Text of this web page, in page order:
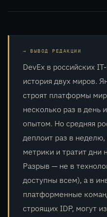
ВЫВОД РЕДАКЦИИ
DevEx в российских
история двух миров.
строят платформы
несколько раз в день
опытом. Но средняя
деплоит раз в
метрики и тратит дни
Разрыв — не в
доступны всем), а в
платформенные
строящих IDP, могут